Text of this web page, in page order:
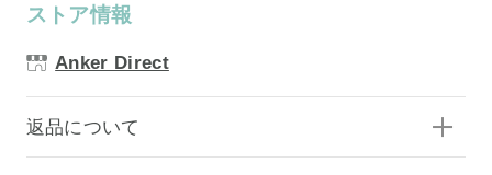
ストア情報
Anker Direct
返品について